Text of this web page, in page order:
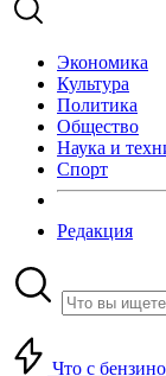
Экономика
Культура
Политика
Общество
Наука и
Спорт
Редакция
Что с